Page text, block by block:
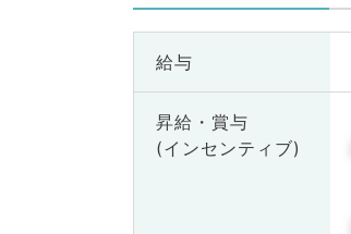
給与
昇給・賞与
(インセンティブ)